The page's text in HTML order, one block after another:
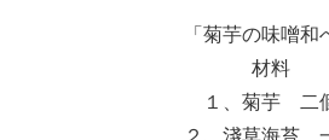
「菊芋の味噌和
材料
１、菊芋 二
２、淺草海苔